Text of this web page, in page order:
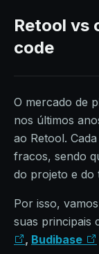
Retool vs
code
O mercado de
nos últimos
ao Retool.
fracos, sendo
do projeto e do
Por isso,
suas principais
, Budibase